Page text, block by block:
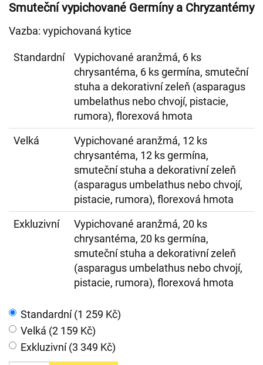
Smuteční vypichované Germíny a Chryzantémy
Vazba: vypichovaná kytice
Standardní
Vypichované aranžmá, 6 ks
chrysantéma, 6 ks germína, smuteční
stuha a dekorativní zeleň (asparagus
umbelathus nebo chvojí, pistacie,
rumora), florexová hmota
Velká
Vypichované aranžmá, 12 ks
chrysantéma, 12 ks germína,
smuteční stuha a dekorativní zeleň
(asparagus umbelathus nebo chvojí,
pistacie, rumora), florexová hmota
Exkluzivní
Vypichované aranžmá, 20 ks
chrysantéma, 20 ks germína,
smuteční stuha a dekorativní zeleň
(asparagus umbelathus nebo chvojí,
pistacie, rumora), florexová hmota
Standardní (1 259 Kč)
Velká (2 159 Kč)
Exkluzivní (3 349 Kč)